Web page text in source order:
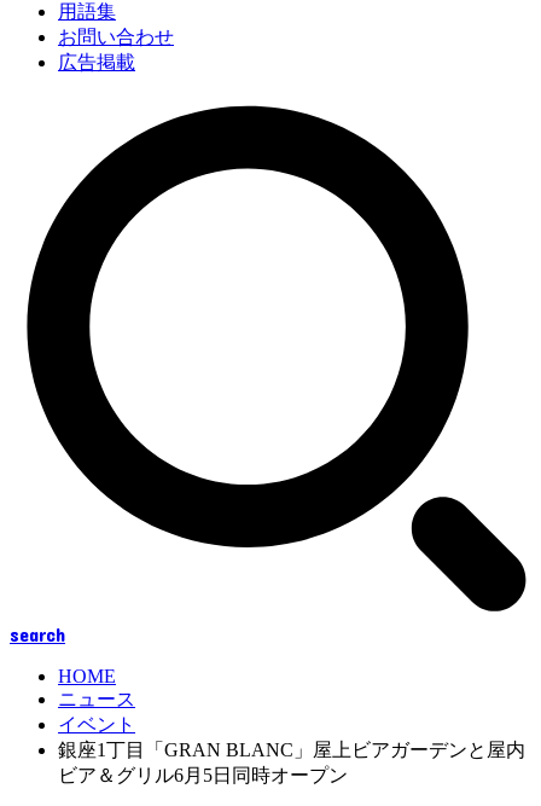
用語集
お問い合わせ
広告掲載
search
HOME
ニュース
イベント
銀座1丁目「GRAN BLANC」屋上ビアガーデンと屋内
ビア＆グリル6月5日同時オープン